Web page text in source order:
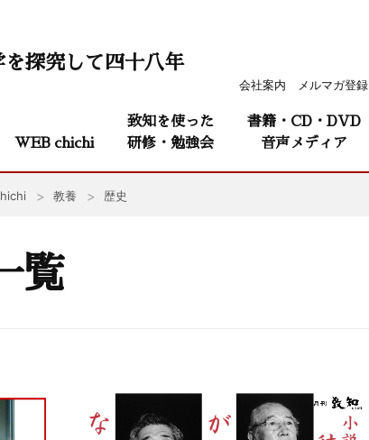
会社案内 メルマガ登録
を探究して四十八年
WEB chichi
致知を使った
研修・勉強会
書籍・CD・DVD
音声メディア
教養 歴史
覧